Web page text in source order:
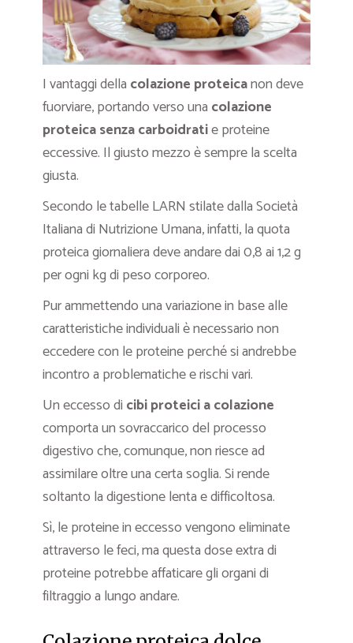
I vantaggi della colazione proteicanon deve
fuorviare, portando verso una colazione
proteica senza carboidratie proteine
eccessive. Il giusto mezzo è sempre la scelta
giusta.
Secondo le tabelle LARN stilate dalla Società
Italiana di Nutrizione Umana, infatti, la quota
proteica giornaliera deve andare dai 0,8 ai 1,2 g
per ogni kg di peso corporeo.
Pur ammettendo una variazione in base alle
caratteristiche individuali è necessario non
eccedere con le proteine perché si andrebbe
incontro a problematiche e rischi vari.
Un eccesso di cibi proteici a colazione
comporta un sovraccarico del processo
digestivo che, comunque, non riesce ad
assimilare oltre una certa soglia. Si rende
soltanto la digestione lenta e difficoltosa.
Sì, le proteine in eccesso vengono eliminate
attraverso le feci, ma questa dose extra di
proteine potrebbe affaticare gli organi di
filtraggio a lungo andare.